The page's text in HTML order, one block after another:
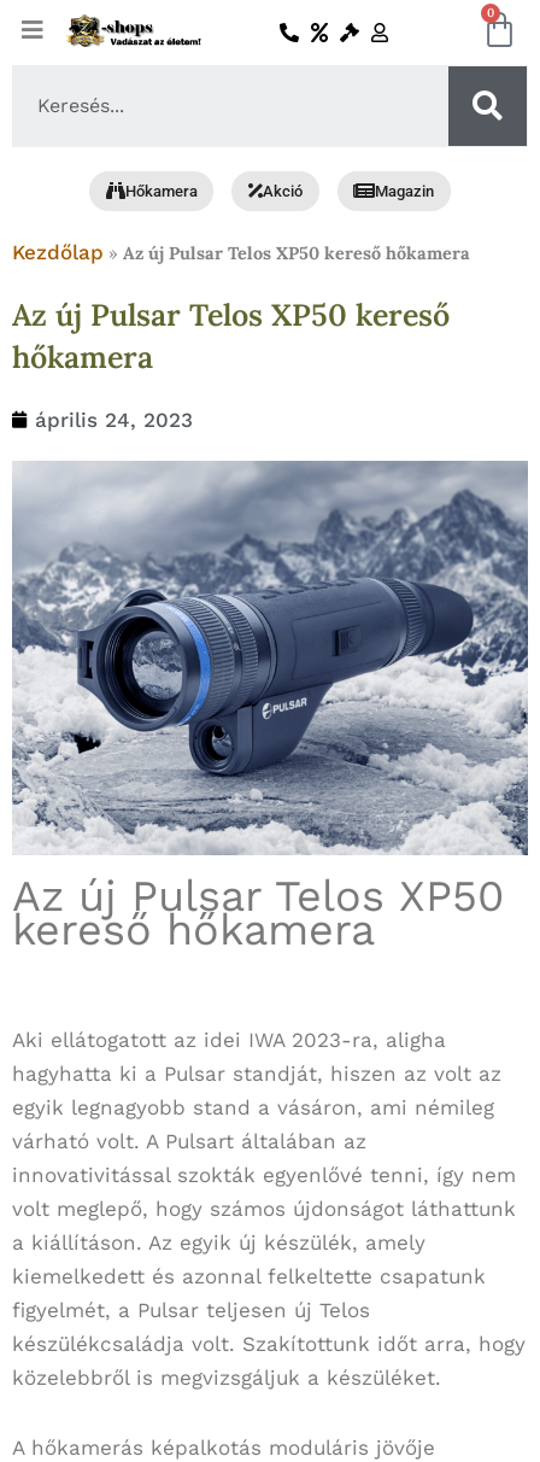
Skip
0
Hőkamera Akció Magazin
Kezdőlap » Az új Pulsar Telos XP50 kereső hőkamera
Az új Pulsar Telos XP50 kereső
hőkamera
április 24, 2023
Az új Pulsar Telos XP50
kereső hőkamera
Aki ellátogatott az idei IWA 2023-ra, aligha
hagyhatta ki a Pulsar standját, hiszen az volt az
egyik legnagyobb stand a vásáron, ami némileg
várható volt. A Pulsart általában az
innovativitással szokták egyenlővé tenni, így nem
volt meglepő, hogy számos újdonságot láthattunk
a kiállításon. Az egyik új készülék, amely
kiemelkedett és azonnal felkeltette csapatunk
figyelmét, a Pulsar teljesen új Telos
készülékcsaládja volt. Szakítottunk időt arra, hogy
közelebbről is megvizsgáljuk a készüléket.
A hőkamerás képalkotás moduláris jövője